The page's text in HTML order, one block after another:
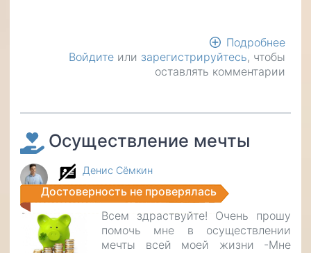
Подробнее
Войдите или зарегистрируйтесь, чтобы
оставлять комментарии
Осуществление мечты
Денис Сёмкин
Достоверность не проверялась
Всем здраствуйте! Очень прошу
помочь мне в осуществлении
мечты всей моей жизни -Мне